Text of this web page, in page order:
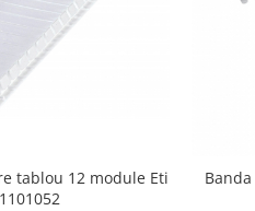
tablou 12 module Eti